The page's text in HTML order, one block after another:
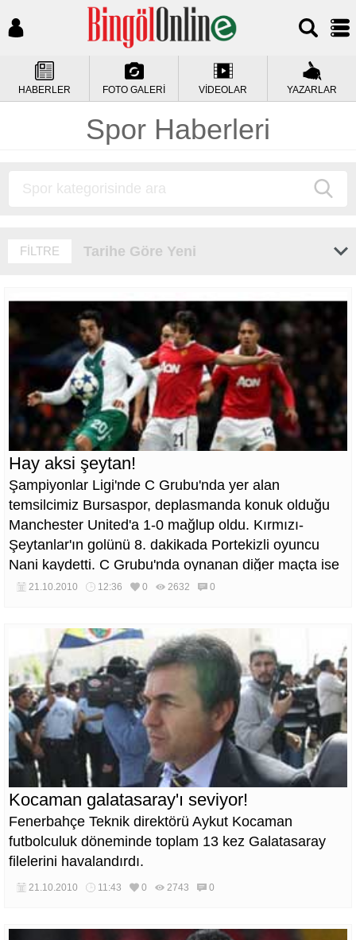
HABERLER FOTO GALERİ VİDEOLAR YAZARLAR
Spor Haberleri
FİLTRE Tarihe Göre Yeni
Hay aksi şeytan!
Şampiyonlar Ligi'nde C Grubu'nda yer alan
temsilcimiz Bursaspor, deplasmanda konuk olduğu
Manchester United'a 1-0 mağlup oldu. Kırmızı-
Şeytanlar'ın golünü 8. dakikada Portekizli oyuncu
Nani kaydetti. C Grubu'nda oynanan diğer maçta ise
Glasgow Rangers evinde konuk ettiği Valencia ile 1-1
21.10.2010 12:36 0 2632 0
Kocaman galatasaray'ı seviyor!
Fenerbahçe Teknik direktörü Aykut Kocaman
futbolculuk döneminde toplam 13 kez Galatasaray
filelerini havalandırdı.
21.10.2010 11:43 0 2743 0